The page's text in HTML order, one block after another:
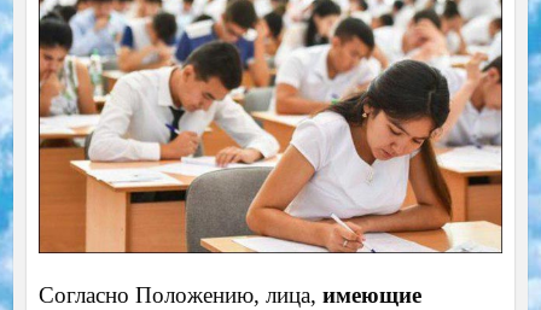
Согласно Положению, лица, имеющие